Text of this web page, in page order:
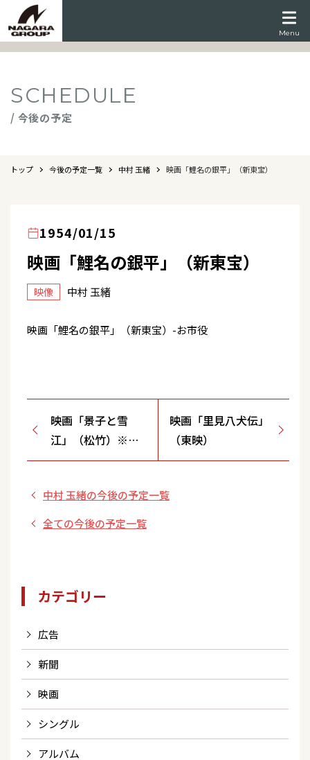
Menu
SCHEDULE
/ 今後の予定
トップ 今後の予定一覧 中村 玉緒 映画「鯉名の銀平」（新東宝）
1954/01/15
映画「鯉名の銀平」（新東宝）
映像 中村 玉緒
映画「鯉名の銀平」（新東宝）-お市役
映画「景子と雪
江」（松竹）※デ
ビュー作品
映画「里見八犬伝」
（東映）
中村 玉緒の今後の予定一覧
全ての今後の予定一覧
カテゴリー
広告
新聞
映画
シングル
アルバム